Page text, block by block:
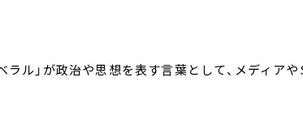
ベラル」が政治や思想を表す言葉として、メディア